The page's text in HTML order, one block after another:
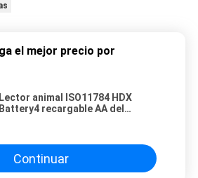
el mejor precio por
Lector animal ISO11784 HDX
Battery4 recargable AA del
Continuar